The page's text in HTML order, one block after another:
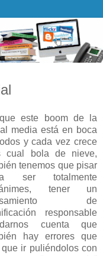
este boom de la
media está en boca
y cada vez crece
cual bola de nieve,
tenemos que pisar
ser totalmente
tener un
de
responsable
cuenta que
hay errores que
que ir puliéndolos con